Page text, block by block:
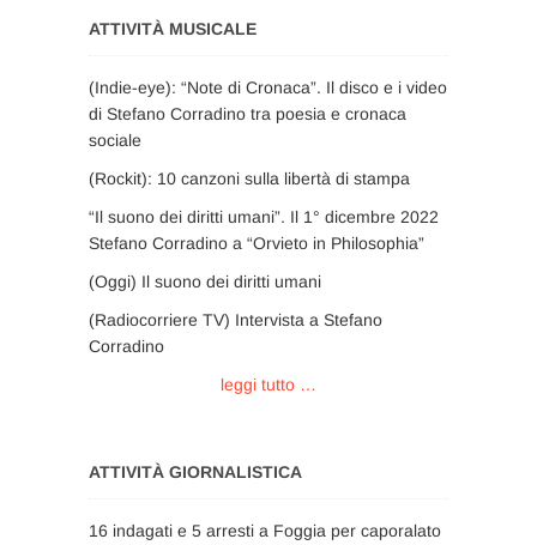
ATTIVITÀ MUSICALE
(Indie-eye): “Note di Cronaca”. Il disco e i video
di Stefano Corradino tra poesia e cronaca
sociale
(Rockit): 10 canzoni sulla libertà di stampa
“Il suono dei diritti umani”. Il 1° dicembre 2022
Stefano Corradino a “Orvieto in Philosophia”
(Oggi) Il suono dei diritti umani
(Radiocorriere TV) Intervista a Stefano
Corradino
leggi tutto …
ATTIVITÀ GIORNALISTICA
16 indagati e 5 arresti a Foggia per caporalato